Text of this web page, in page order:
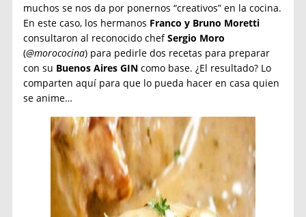
muchos se nos da por ponernos “creativos” en la cocina.
En este caso, los hermanos Franco y Bruno Moretti
consultaron al reconocido chefSergio Moro
(@morococina) para pedirle dos recetas para preparar
con su Buenos Aires GIN como base. ¿El resultado? Lo
comparten aquí para que lo pueda hacer en casa quien
se anime…